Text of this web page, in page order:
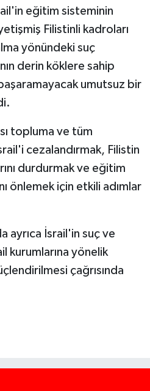
eğitim sisteminin
Filistinli kadroları
yönündeki suç
derin köklere sahip
umutsuz bir
topluma ve tüm
cezalandırmak, Filistin
durdurmak ve eğitim
önlemek için etkili adımlar
ayrıca İsrail'in suç ve
kurumlarına yönelik
çağrısında